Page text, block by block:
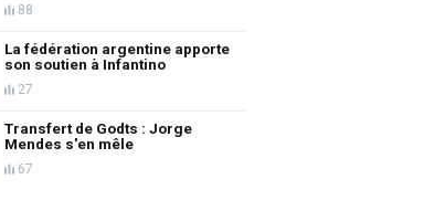
88
La fédération argentine apporte
son soutien à Infantino
27
Transfert de Godts : Jorge
Mendes s'en mêle
67